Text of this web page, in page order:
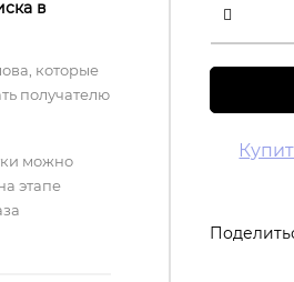
в
которые
получателю
можно
этапе